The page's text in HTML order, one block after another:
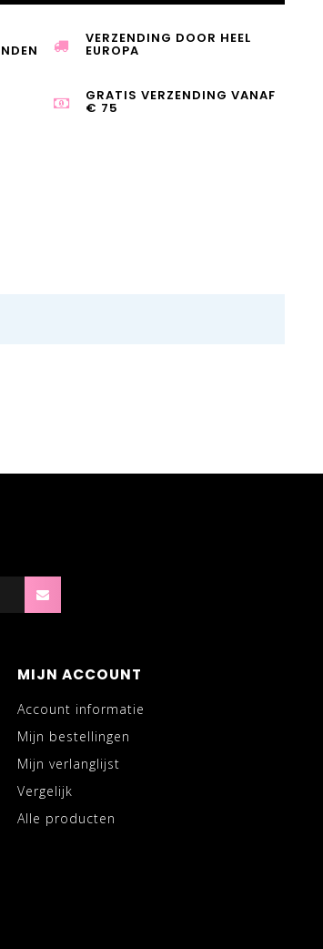
VERZENDING DOOR HEEL
EUROPA
GRATIS VERZENDING VANAF
€ 75
MIJN ACCOUNT
Account informatie
Mijn bestellingen
Mijn verlanglijst
Vergelijk
Alle producten